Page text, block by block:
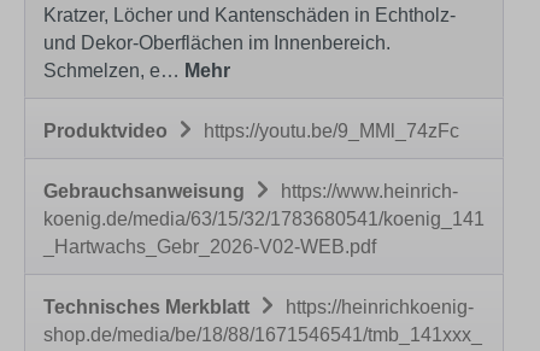
Kratzer, Löcher und Kantenschäden in Echtholz-
und Dekor-Oberflächen im Innenbereich.
Schmelzen, e… Mehr
Produktvideo https://youtu.be/9_MMl_74zFc
Gebrauchsanweisung
https://www.heinrich-
koenig.de/media/63/15/32/1783680541/koenig_141
_Hartwachs_Gebr_2026-V02-WEB.pdf
Technisches Merkblatt
https://heinrichkoenig-
shop.de/media/be/18/88/1671546541/tmb_141xxx_